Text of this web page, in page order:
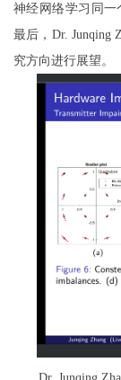
神经网络学习同一
最后， Dr. Junqing
究方向进行展望。